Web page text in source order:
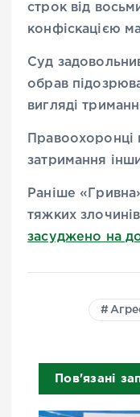
строк від
конфіскацією
Суд
обрав
вигляді
Правоохоронці
затримання
Раніше
тяжких злочинів
засуджено на
Пов'язані